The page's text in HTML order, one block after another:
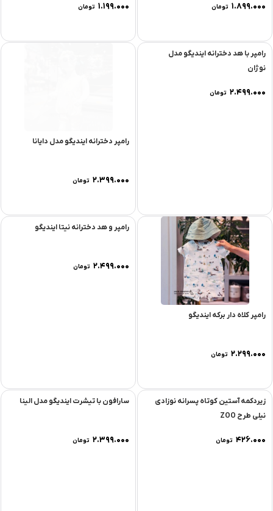
۱.۸۹۹.۰۰۰ تومان ۱.۱۹۹.۰۰۰ تومان
رامپر دخترانه ایندیگو مدل دایانا
۲.۳۹۹.۰۰۰ تومان
رامپر کلاه دار برکه ایندیگو
۲.۲۹۹.۰۰۰ تومان